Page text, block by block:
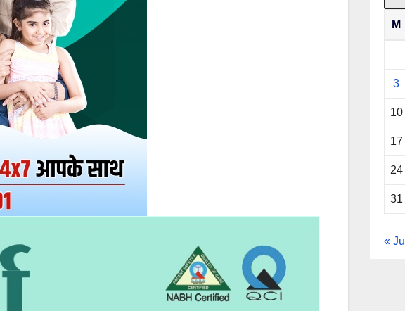
M
3
10
17
24
31
« Jul